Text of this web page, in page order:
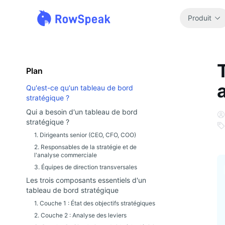
Produit
Plan
Qu'est-ce qu'un tableau de bord
stratégique ?
Qui a besoin d'un tableau de bord
stratégique ?
1. Dirigeants senior (CEO, CFO, COO)
2. Responsables de la stratégie et de
l'analyse commerciale
3. Équipes de direction transversales
Les trois composants essentiels d'un
tableau de bord stratégique
1. Couche 1 : État des objectifs stratégiques
2. Couche 2 : Analyse des leviers